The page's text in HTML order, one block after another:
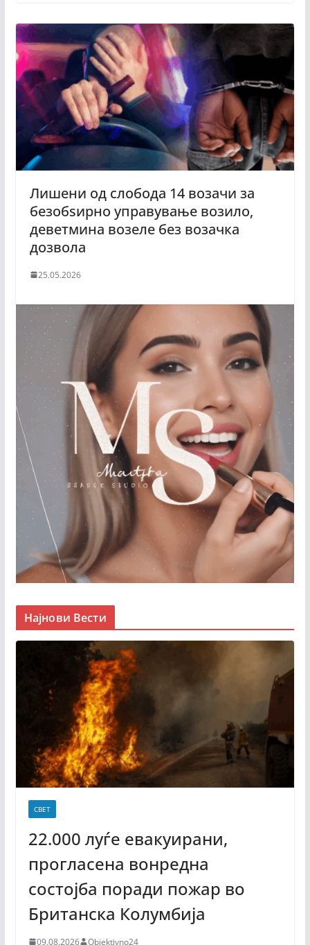
Лишени од слобода 14 возачи за
безобѕирно управување возило,
деветмина возеле без возачка
дозвола
25.05.2026
Најнови Вести
СВЕТ
22.000 луѓе евакуирани,
прогласена вонредна
состојба поради пожар во
Британска Колумбија
09.08.2026 Objektivno24